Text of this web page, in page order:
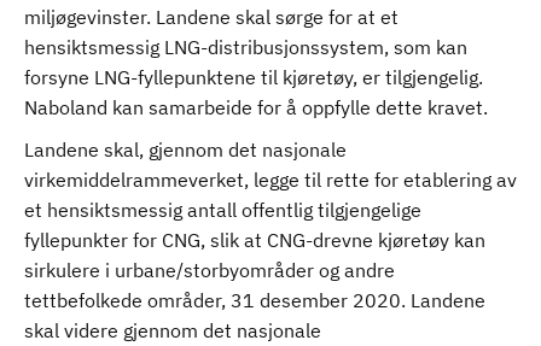
miljøgevinster. Landene skal sørge for at et
hensiktsmessig LNG-distribusjonssystem, som kan
forsyne LNG-fyllepunktene til kjøretøy, er tilgjengelig.
Naboland kan samarbeide for å oppfylle dette kravet.
Landene skal, gjennom det nasjonale
virkemiddelrammeverket, legge til rette for etablering av
et hensiktsmessig antall offentlig tilgjengelige
fyllepunkter for CNG, slik at CNG-drevne kjøretøy kan
sirkulere i urbane/storbyområder og andre
tettbefolkede områder, 31 desember 2020. Landene
skal videre gjennom det nasjonale